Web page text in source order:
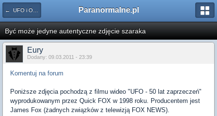
← UFO i Obce Cywilizacje Paranormalne.pl
Być może jedyne autentyczne zdjęcie szaraka
Eury
Dodany: 09.03.2011 - 23:39
Komentuj na forum
Poniższe zdjęcia pochodzą z filmu wideo "UFO - 50 lat zaprzeczeń"
wyprodukowanym przez Quick FOX w 1998 roku. Producentem jest
James Fox (żadnych związków z telewizją FOX NEWS).